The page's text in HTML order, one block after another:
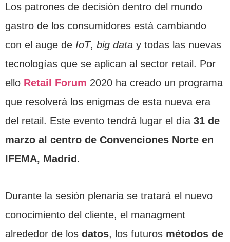
Los patrones de decisión dentro del mundo
gastro de los consumidores está cambiando
con el auge de IoT, big data y todas las nuevas
tecnologías que se aplican al sector retail. Por
ello Retail Forum 2020 ha creado un programa
que resolverá los enigmas de esta nueva era
del retail. Este evento tendrá lugar el día 31 de
marzo al centro de Convenciones Norte en
IFEMA, Madrid.
Durante la sesión plenaria se tratará el nuevo
conocimiento del cliente, el managment
alrededor de los datos, los futuros métodos de